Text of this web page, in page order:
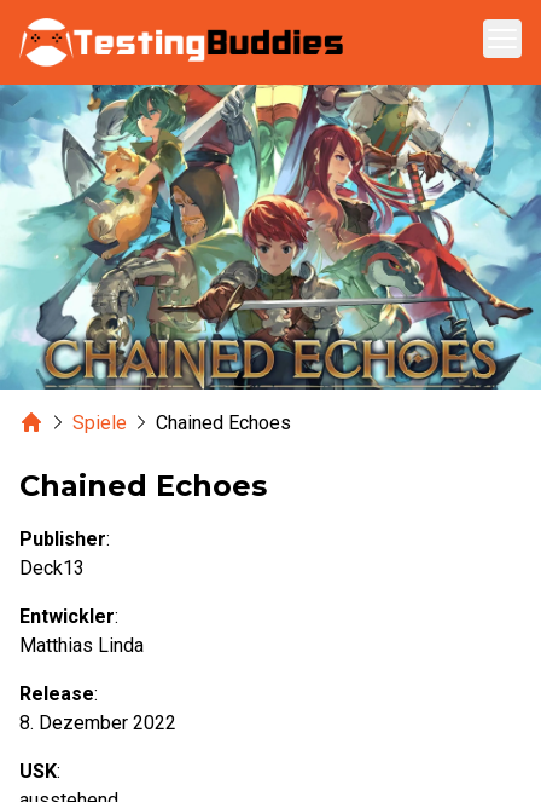
Zum Hauptinhalt springen
HomeSpiele Chained Echoes
Chained Echoes
Publisher:
Deck13
Entwickler:
Matthias Linda
Release:
8. Dezember 2022
USK: